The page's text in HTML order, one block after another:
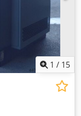
1 / 15